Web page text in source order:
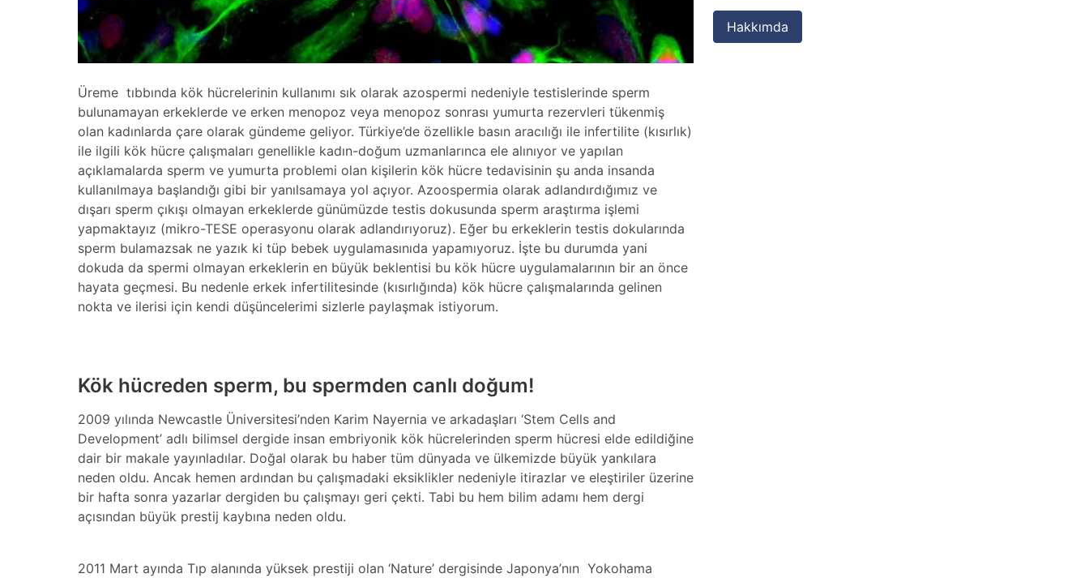
Üreme tıbbında kök hücrelerinin kullanımı sık olarak azospermi nedeniyle testislerinde sperm
bulunamayan erkeklerde ve erken menopoz veya menopoz sonrası yumurta rezervleri tükenmiş
olan kadınlarda çare olarak gündeme geliyor. Türkiye’de özellikle basın aracılığı ile infertilite (kısırlık)
ile ilgili kök hücre çalışmaları genellikle kadın-doğum uzmanlarınca ele alınıyor ve yapılan
açıklamalarda sperm ve yumurta problemi olan kişilerin kök hücre tedavisinin şu anda insanda
kullanılmaya başlandığı gibi bir yanılsamaya yol açıyor. Azoospermia olarak adlandırdığımız ve
dışarı sperm çıkışı olmayan erkeklerde günümüzde testis dokusunda sperm araştırma işlemi
yapmaktayız (mikro-TESE operasyonu olarak adlandırıyoruz). Eğer bu erkeklerin testis dokularında
sperm bulamazsak ne yazık ki tüp bebek uygulamasınıda yapamıyoruz. İşte bu durumda yani
dokuda da spermi olmayan erkeklerin en büyük beklentisi bu kök hücre uygulamalarının bir an önce
hayata geçmesi. Bu nedenle erkek infertilitesinde (kısırlığında) kök hücre çalışmalarında gelinen
nokta ve ilerisi için kendi düşüncelerimi sizlerle paylaşmak istiyorum.
Kök hücreden sperm, bu spermden canlı doğum!
2009 yılında Newcastle Üniversitesi’nden Karim Nayernia ve arkadaşları ‘Stem Cells and
Development’ adlı bilimsel dergide insan embriyonik kök hücrelerinden sperm hücresi elde edildiğine
dair bir makale yayınladılar. Doğal olarak bu haber tüm dünyada ve ülkemizde büyük yankılara
neden oldu. Ancak hemen ardından bu çalışmadaki eksiklikler nedeniyle itirazlar ve eleştiriler üzerine
bir hafta sonra yazarlar dergiden bu çalışmayı geri çekti. Tabi bu hem bilim adamı hem dergi
açısından büyük prestij kaybına neden oldu.
2011 Mart ayında Tıp alanında yüksek prestiji olan ‘Nature’ dergisinde Japonya’nın Yokohama
Hakkımda